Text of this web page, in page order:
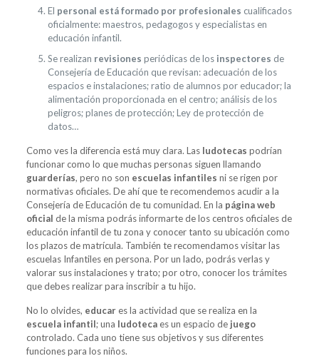
El personal está formado por profesionales cualificados
oficialmente: maestros, pedagogos y especialistas en
educación infantil.
Se realizan revisiones periódicas de los inspectores de
Consejería de Educación que revisan: adecuación de los
espacios e instalaciones; ratio de alumnos por educador; la
alimentación proporcionada en el centro; análisis de los
peligros; planes de protección; Ley de protección de
datos…
Como ves la diferencia está muy clara. Las ludotecas podrían
funcionar como lo que muchas personas siguen llamando
guarderías, pero no son escuelas infantiles ni se rigen por
normativas oficiales. De ahí que te recomendemos acudir a la
Consejería de Educación de tu comunidad. En la página web
oficial de la misma podrás informarte de los centros oficiales de
educación infantil de tu zona y conocer tanto su ubicación como
los plazos de matrícula. También te recomendamos visitar las
escuelas Infantiles en persona. Por un lado, podrás verlas y
valorar sus instalaciones y trato; por otro, conocer los trámites
que debes realizar para inscribir a tu hijo.
No lo olvides, educares la actividad que se realiza en la
escuela infantil; una ludotecaes un espacio de juego
controlado. Cada uno tiene sus objetivos y sus diferentes
funciones para los niños.